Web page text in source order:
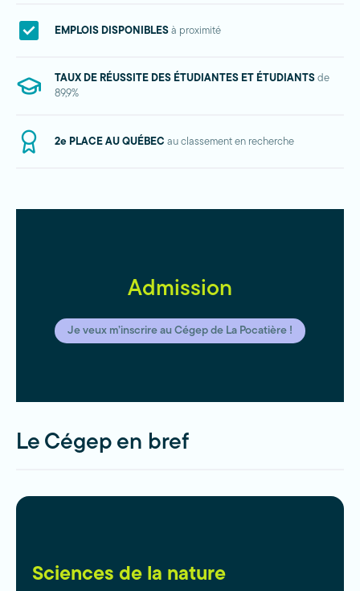
EMPLOIS DISPONIBLES à proximité
TAUX DE RÉUSSITE DES ÉTUDIANTES ET ÉTUDIANTS de
89,9%
2e PLACE AU QUÉBEC au classement en recherche
Admission
Je veux m’inscrire au Cégep de La Pocatière !
Le Cégep en bref
Sciences de la nature